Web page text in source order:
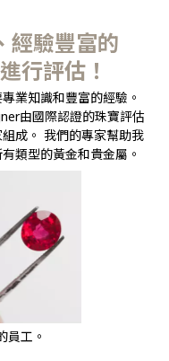
經驗豐富的
行評估！
業知識和豐富的經驗。
由國際認證的珠寶評估
成。 我們的專家幫助我
類型的黃金和貴金屬。
員工。